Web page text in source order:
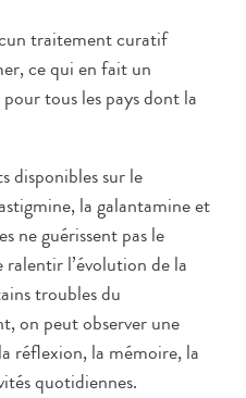
traitement curatif
ce qui en fait un
tous les pays dont la
disponibles sur le
la galantamine et
ne guérissent pas le
l’évolution de la
troubles du
on peut observer une
réflexion, la mémoire, la
quotidiennes.